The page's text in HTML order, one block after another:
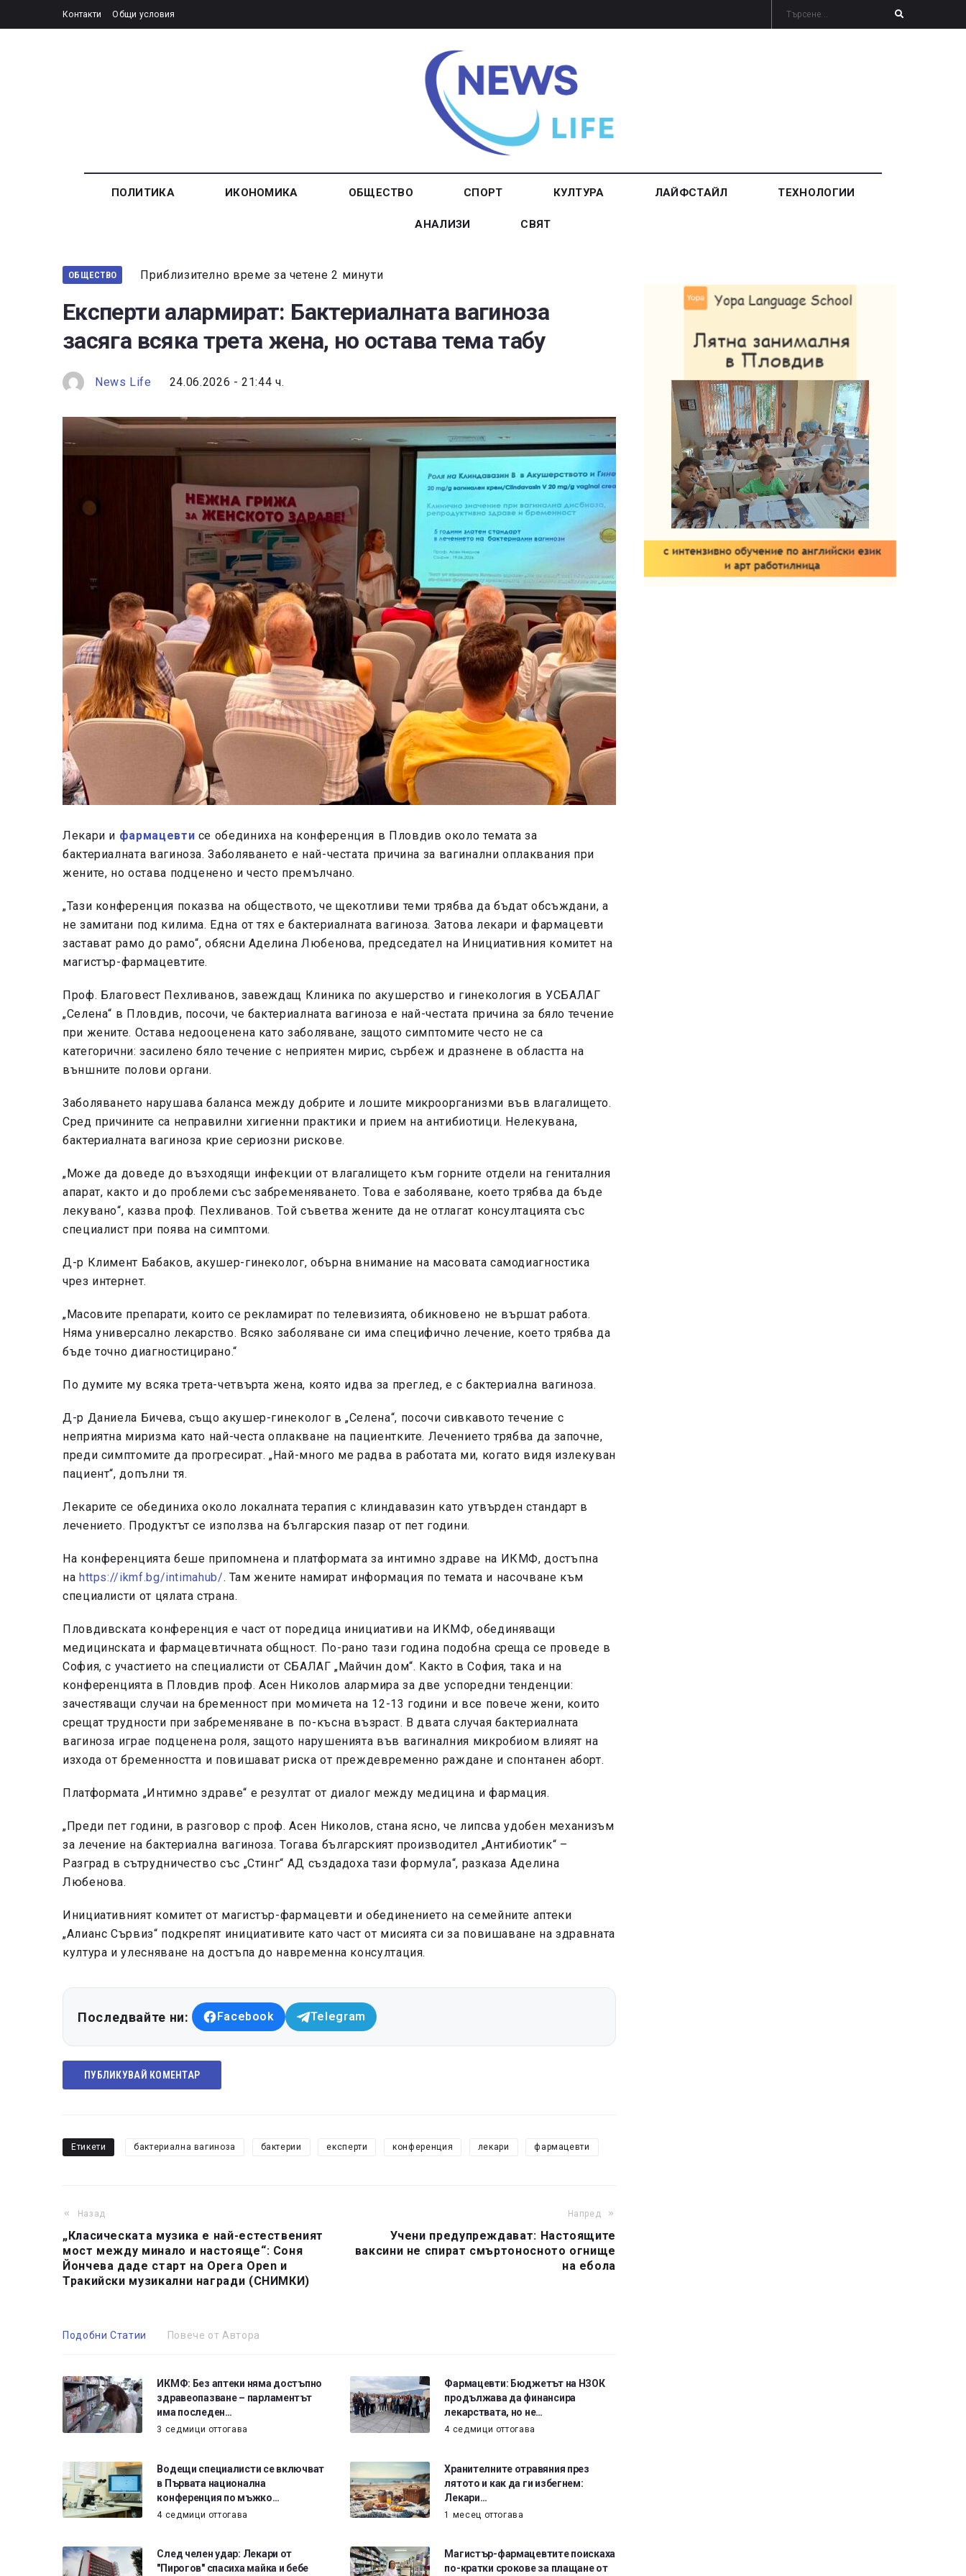
Контакти Общи условия
ПОЛИТИКА ИКОНОМИКА ОБЩЕСТВО СПОРТ КУЛТУРА ЛАЙФСТАЙЛ ТЕХНОЛОГИИ
АНАЛИЗИ СВЯТ
ОБЩЕСТВО Приблизително време за четене 2 минути
Експерти алармират: Бактериалната вагиноза
засяга всяка трета жена, но остава тема табу
News Life 24.06.2026 - 21:44 ч.
Лекари и фармацевти се обединиха на конференция в Пловдив около темата за
бактериалната вагиноза. Заболяването е най-честата причина за вагинални оплаквания при
жените, но остава подценено и често премълчано.
„Тази конференция показва на обществото, че щекотливи теми трябва да бъдат обсъждани, а
не замитани под килима. Една от тях е бактериалната вагиноза. Затова лекари и фармацевти
застават рамо до рамо“, обясни Аделина Любенова, председател на Инициативния комитет на
магистър-фармацевтите.
Проф. Благовест Пехливанов, завеждащ Клиника по акушерство и гинекология в УСБАЛАГ
„Селена“ в Пловдив, посочи, че бактериалната вагиноза е най-честата причина за бяло течение
при жените. Остава недооценена като заболяване, защото симптомите често не са
категорични: засилено бяло течение с неприятен мирис, сърбеж и дразнене в областта на
външните полови органи.
Заболяването нарушава баланса между добрите и лошите микроорганизми във влагалището.
Сред причините са неправилни хигиенни практики и прием на антибиотици. Нелекувана,
бактериалната вагиноза крие сериозни рискове.
„Може да доведе до възходящи инфекции от влагалището към горните отдели на гениталния
апарат, както и до проблеми със забременяването. Това е заболяване, което трябва да бъде
лекувано“, казва проф. Пехливанов. Той съветва жените да не отлагат консултацията със
специалист при поява на симптоми.
Д-р Климент Бабаков, акушер-гинеколог, обърна внимание на масовата самодиагностика
чрез интернет.
„Масовите препарати, които се рекламират по телевизията, обикновено не вършат работа.
Няма универсално лекарство. Всяко заболяване си има специфично лечение, което трябва да
бъде точно диагностицирано.“
По думите му всяка трета-четвърта жена, която идва за преглед, е с бактериална вагиноза.
Д-р Даниела Бичева, също акушер-гинеколог в „Селена“, посочи сивкавото течение с
неприятна миризма като най-честа оплакване на пациентките. Лечението трябва да започне,
преди симптомите да прогресират. „Най-много ме радва в работата ми, когато видя излекуван
пациент“, допълни тя.
Лекарите се обединиха около локалната терапия с клиндавазин като утвърден стандарт в
лечението. Продуктът се използва на българския пазар от пет години.
На конференцията беше припомнена и платформата за интимно здраве на ИКМФ, достъпна
на https://ikmf.bg/intimahub/. Там жените намират информация по темата и насочване към
специалисти от цялата страна.
Пловдивската конференция е част от поредица инициативи на ИКМФ, обединяващи
медицинската и фармацевтичната общност. По-рано тази година подобна среща се проведе в
София, с участието на специалисти от СБАЛАГ „Майчин дом“. Както в София, така и на
конференцията в Пловдив проф. Асен Николов алармира за две успоредни тенденции:
зачестяващи случаи на бременност при момичета на 12-13 години и все повече жени, които
срещат трудности при забременяване в по-късна възраст. В двата случая бактериалната
вагиноза играе подценена роля, защото нарушенията във вагиналния микробиом влияят на
изхода от бременността и повишават риска от преждевременно раждане и спонтанен аборт.
Платформата „Интимно здраве“ е резултат от диалог между медицина и фармация.
„Преди пет години, в разговор с проф. Асен Николов, стана ясно, че липсва удобен механизъм
за лечение на бактериална вагиноза. Тогава българският производител „Антибиотик“ –
Разград в сътрудничество със „Стинг“ АД създадоха тази формула“, разказа Аделина
Любенова.
Инициативният комитет от магистър-фармацевти и обединението на семейните аптеки
„Алианс Сървиз“ подкрепят инициативите като част от мисията си за повишаване на здравната
култура и улесняване на достъпа до навременна консултация.
Последвайте ни: Facebook Telegram
ПУБЛИКУВАЙ КОМЕНТАР
Етикети бактериална вагиноза бактерии експерти конференция лекари фармацевти
Назад
„Класическата музика е най-естественият
мост между минало и настояще“: Соня
Йончева даде старт на Opera Open и
Тракийски музикални награди (СНИМКИ)
Напред
Учени предупреждават: Настоящите
ваксини не спират смъртоносното огнище
на ебола
Подобни Статии Повече от Автора
ИКМФ: Без аптеки няма достъпно
здравеопазване – парламентът
има последен…
3 седмици оттогава
Фармацевти: Бюджетът на НЗОК
продължава да финансира
лекарствата, но не…
4 седмици оттогава
Водещи специалисти се включват
в Първата национална
конференция по мъжко…
4 седмици оттогава
Хранителните отравяния през
лятото и как да ги избегнем:
Лекари…
1 месец оттогава
След челен удар: Лекари от
"Пирогов" спасиха майка и бебе
Магистър-фармацевтите поискаха
по-кратки срокове за плащане от